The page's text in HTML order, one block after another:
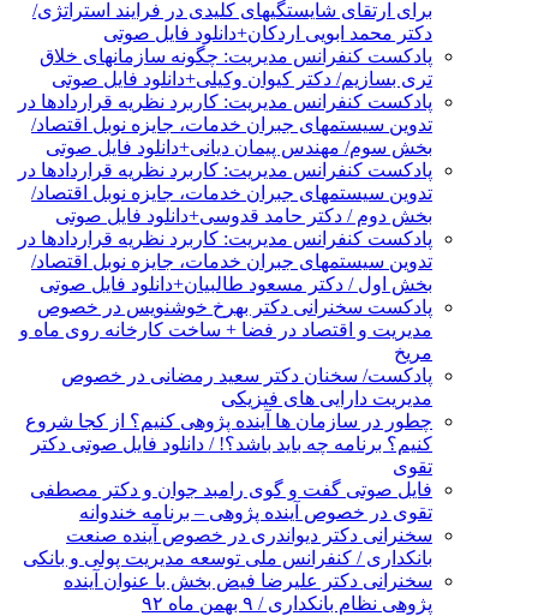
برای ارتقای شایستگیهای کلیدی در فرایند استراتژی/
دکتر محمد ابویی اردکان+دانلود فایل صوتی
پادکست کنفرانس مدیریت: چگونه سازمانهای خلاق
تری بسازیم/ دکتر کیوان وکیلی+دانلود فایل صوتی
پادکست کنفرانس مدیریت: کاربرد نظریه قراردادها در
تدوین سیستمهای جبران خدمات، جایزه نوبل اقتصاد/
بخش سوم/ مهندس پیمان دیانی+دانلود فایل صوتی
پادکست کنفرانس مدیریت: کاربرد نظریه قراردادها در
تدوین سیستمهای جبران خدمات، جایزه نوبل اقتصاد/
بخش دوم / دکتر حامد قدوسی+دانلود فایل صوتی
پادکست کنفرانس مدیریت: کاربرد نظریه قراردادها در
تدوین سیستمهای جبران خدمات، جایزه نوبل اقتصاد/
بخش اول / دکتر مسعود طالبیان+دانلود فایل صوتی
پادکست سخنرانی دکتر بهرخ خوشنویس در خصوص
مدیریت و اقتصاد در فضا + ساخت کارخانه روی ماه و
مریخ
پادکست/ سخنان دکتر سعید رمضانی در خصوص
مدیریت دارایی های فیزیکی
چطور در سازمان ها آینده پژوهی کنیم؟ از کجا شروع
کنیم؟ برنامه چه باید باشد؟! / دانلود فایل صوتی دکتر
تقوی
فایل صوتی گفت و گوی رامبد جوان و دکتر مصطفی
تقوی در خصوص آینده پژوهی – برنامه خندوانه
سخنرانی دکتر دیواندری در خصوص آینده صنعت
بانکداری / کنفرانس ملی توسعه مدیریت پولی و بانکی
سخنرانی دکتر علیرضا فیض بخش با عنوان آینده
پژوهی نظام بانکداری / ۹ بهمن ماه ۹۲